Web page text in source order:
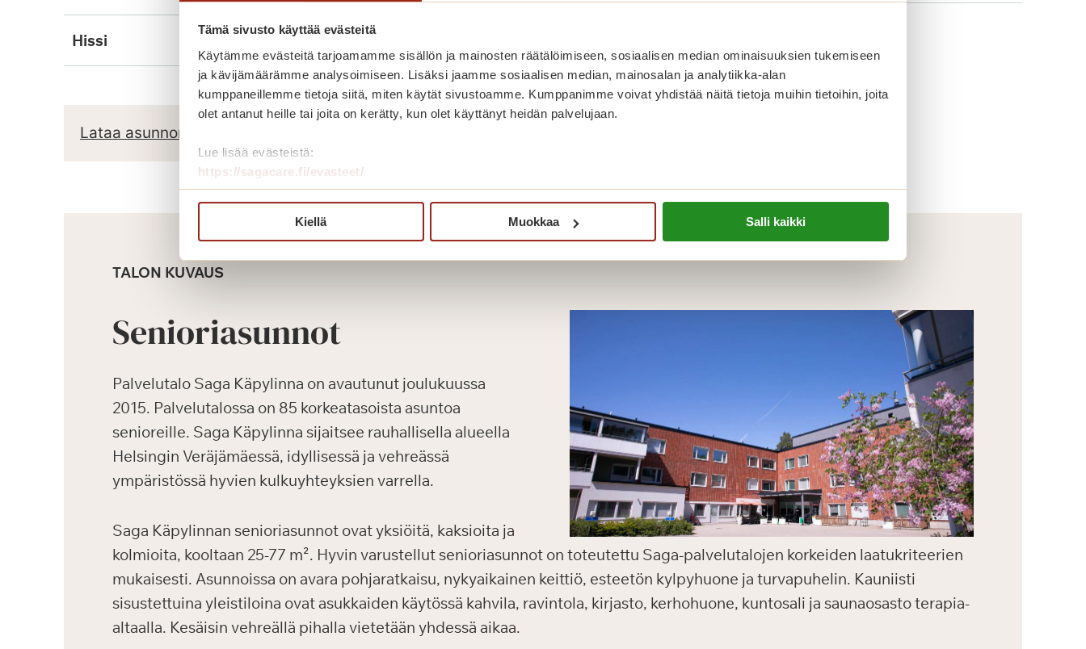
Tämä sivusto käyttää evästeitä
Käytämme evästeitä tarjoamamme sisällön ja mainosten räätälöimiseen, sosiaalisen median ominaisuuksien tukemiseen
ja kävijämäärämme analysoimiseen. Lisäksi jaamme sosiaalisen median, mainosalan ja analytiikka-alan
kumppaneillemme tietoja siitä, miten käytät sivustoamme. Kumppanimme voivat yhdistää näitä tietoja muihin tietoihin, joita
olet antanut heille tai joita on kerätty, kun olet käyttänyt heidän palvelujaan.
Lue lisää evästeistä:
https://sagacare.fi/evasteet/
Kiellä Muokkaa Salli kaikki
hissi kyllä, 2kpl
Lataa asunnon pohjapiirros
TALON KUVAUS
Senioriasunnot
Palvelutalo Saga Käpylinna on avautunut joulukuussa
2015. Palvelutalossa on 85 korkeatasoista asuntoa
senioreille. Saga Käpylinna sijaitsee rauhallisella alueella
Helsingin Veräjämäessä, idyllisessä ja vehreässä
ympäristössä hyvien kulkuyhteyksien varrella.
Saga Käpylinnan senioriasunnot ovat yksiöitä, kaksioita ja
kolmioita, kooltaan 25-77 m². Hyvin varustellut senioriasunnot on toteutettu Saga-palvelutalojen korkeiden laatukriteerien
mukaisesti. Asunnoissa on avara pohjaratkaisu, nykyaikainen keittiö, esteetön kylpyhuone ja turvapuhelin. Kauniisti
sisustettuina yleistiloina ovat asukkaiden käytössä kahvila, ravintola, kirjasto, kerhohuone, kuntosali ja saunaosasto terapia-
altaalla. Kesäisin vehreällä pihalla vietetään yhdessä aikaa.